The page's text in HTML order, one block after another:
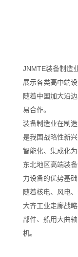
JNMTE装备制造
展示各类高中端
随着中国加大沿
易合作。
装备制造业在制
是我国战略性新
智能化、集成化
东北地区高端装
力设备的优势基
随着核电、风电
大齐工业走廊战
部件、船用大曲
机。